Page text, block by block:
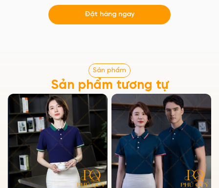
Đặt hàng ngay
Sản phẩm
Sản phẩm tương tự